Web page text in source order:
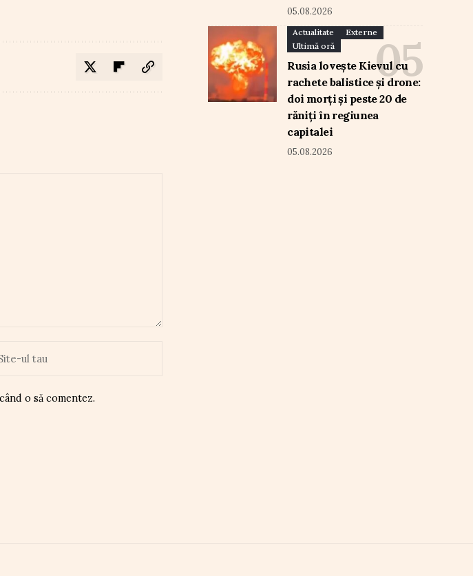
o să comentez.
05.08.2026
Actualitate
Externe
Ultimă oră
Rusia lovește Kievul cu
rachete balistice și drone:
doi morți și peste 20 de
răniți în regiunea
capitalei
05.08.2026